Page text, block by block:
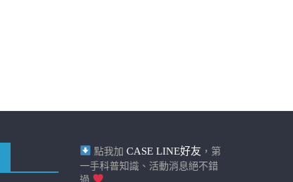
點我加 CASE LINE好友 ，第
一手科普知識、活動消息絕不錯
過